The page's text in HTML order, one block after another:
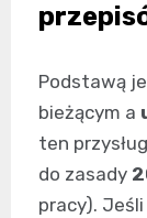
Podstawą
bieżącym a
ten
do zasady
pracy).